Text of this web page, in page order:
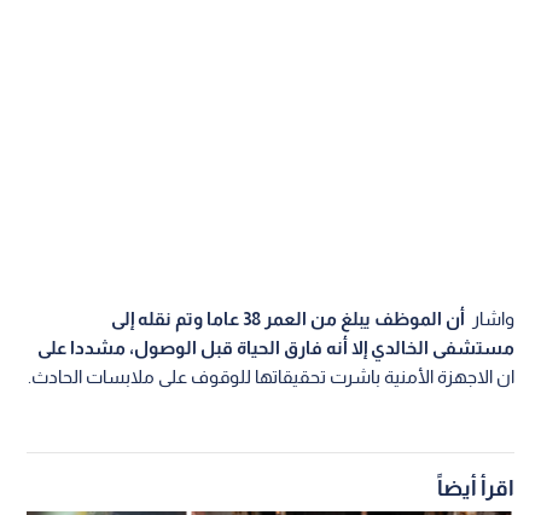
واشار
أن الموظف يبلغ من العمر 38 عاما وتم نقله إلى
مستشفى الخالدي إلا أنه فارق الحياة قبل الوصول، مشددا على
ان الاجهزة الأمنية باشرت تحقيقاتها للوقوف على ملابسات الحادث.
اقرأ أيضاً